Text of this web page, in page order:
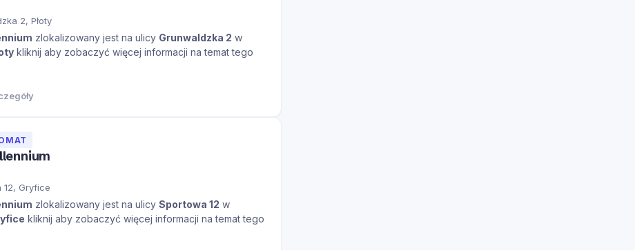
2, Płoty
zlokalizowany jest na ulicy Grunwaldzka 2 w
kliknij aby zobaczyć więcej informacji na temat tego
12, Gryfice
zlokalizowany jest na ulicy Sportowa 12 w
kliknij aby zobaczyć więcej informacji na temat tego